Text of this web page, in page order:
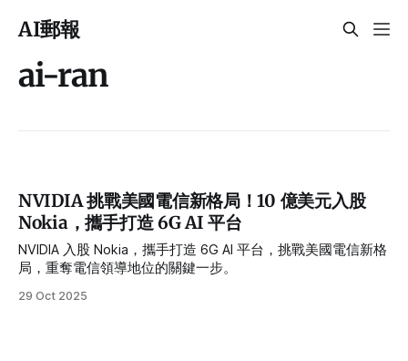
AI郵報
ai-ran
NVIDIA 挑戰美國電信新格局！10 億美元入股
Nokia，攜手打造 6G AI 平台
NVIDIA 入股 Nokia，攜手打造 6G AI 平台，挑戰美國電信新格
局，重奪電信領導地位的關鍵一步。
29 Oct 2025